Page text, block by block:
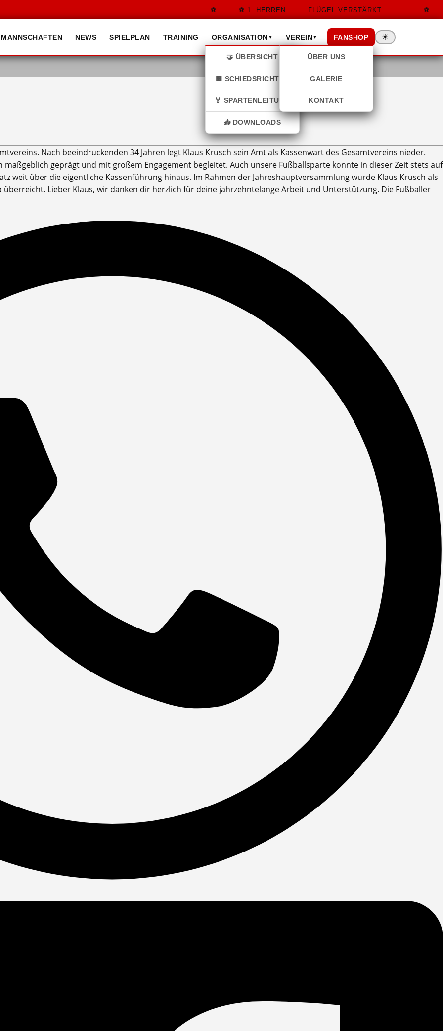
1. HERREN FLÜGEL VERSTÄRKT 1.
MANNSCHAFTEN NEWS SPIELPLAN TRAINING ORGANISATION ▼
🤝 ÜBERSICHT
🟨 SCHIEDSRICHTER
🏅 SPARTENLEITUNG
📥 DOWNLOADS
VEREIN▼
ÜBER UNS
GALERIE
KONTAKT
FANSHOP ☀
Nach beeindruckenden 34 Jahren legt Klaus Krusch sein Amt als Kassenwart des Gesamtvereins nieder.
geprägt und mit großem Engagement begleitet. Auch unsere Fußballsparte konnte in dieser Zeit stets auf
weit über die eigentliche Kassenführung hinaus. Im Rahmen der Jahreshauptversammlung wurde Klaus Krusch als
Lieber Klaus, wir danken dir herzlich für deine jahrzehntelange Arbeit und Unterstützung. Die Fußballer